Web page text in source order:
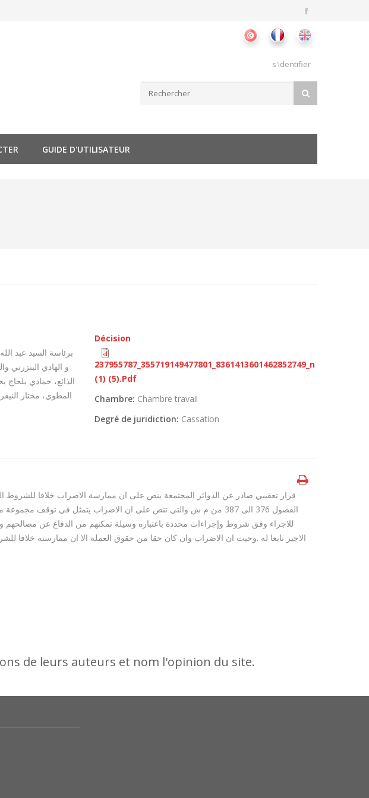
s'identifier
Formulaire de recherche
GUIDE D'UTILISATEUR
برئاسة السيد عبد
و الهادي البنزرتي
الذائع، حمادي بلحاج
المطوي، مختار
Décision
237955787_355719149477801_8361413601462852749_n
(1) (5).pdf
Chambre: Chambre travail
Degré de juridiction: Cassation
قرار تعقيبي صادر عن الدوائر المجتمعة ينص على ان ممارسة الاضراب خلافا
الفصول 376 الى 387 من م ش والتي تنص على ان الاضراب يتمثل في
للاجراء وفق شروط وإجراءات محددة باعتباره وسيلة تمكنهم من الدفاع عن
de leurs auteurs et nom l'opinion du site.